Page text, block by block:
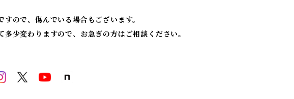
ので、傷んでいる場合もございます。
少変わりますので、お急ぎの方はご相談ください。